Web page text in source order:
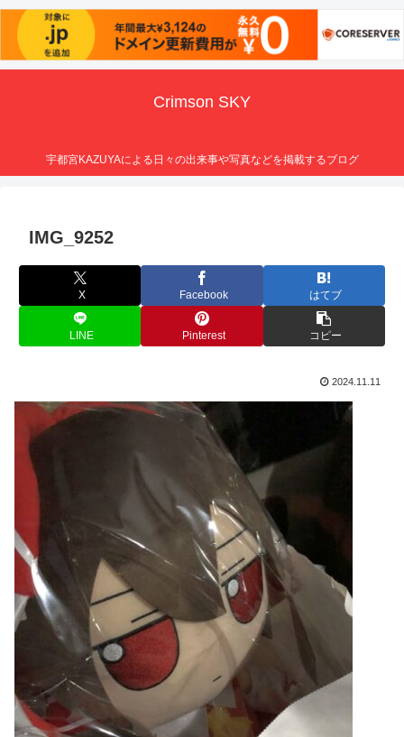
Crimson SKY
宇都宮KAZUYAによる日々の出来事や写真などを掲載するブログ
IMG_9252
X Facebook はてブ
LINE Pinterest コピー
2024.11.11